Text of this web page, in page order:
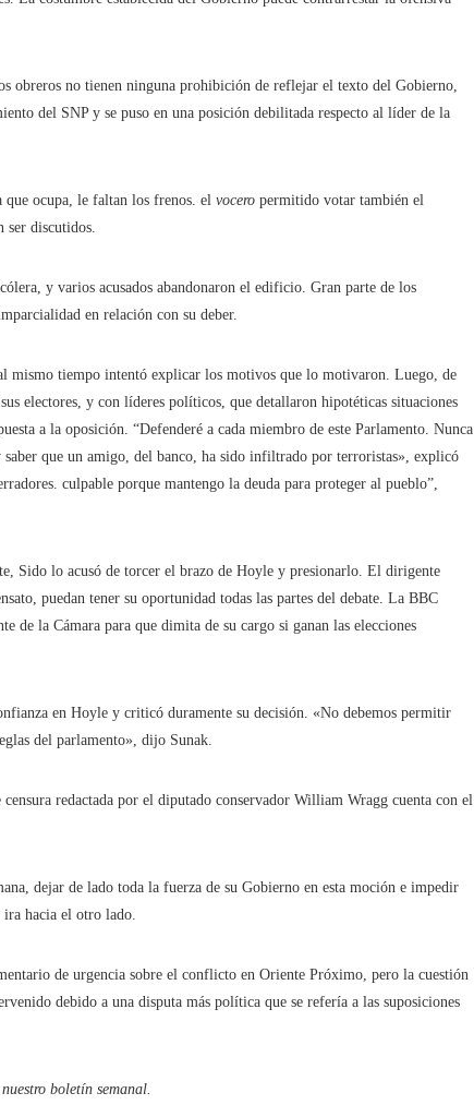
obreros no tienen ninguna prohibición de reflejar el texto del Gobierno,
del SNP y se puso en una posición debilitada respecto al líder de la
que ocupa, le faltan los frenos. el vocero permitido votar también el
ser discutidos.
y varios acusados ​​abandonaron el edificio. Gran parte de los
en relación con su deber.
mismo tiempo intentó explicar los motivos que lo motivaron. Luego, de
electores, y con líderes políticos, que detallaron hipotéticas situaciones
a la oposición. “Defenderé a cada miembro de este Parlamento. Nunca
que un amigo, del banco, ha sido infiltrado por terroristas», explicó
culpable porque mantengo la deuda para proteger al pueblo”,
Sido lo acusó de torcer el brazo de Hoyle y presionarlo. El dirigente
puedan tener su oportunidad todas las partes del debate. La BBC
de la Cámara para que dimita de su cargo si ganan las elecciones
en Hoyle y criticó duramente su decisión. «No debemos permitir
del parlamento», dijo Sunak.
redactada por el diputado conservador William Wragg cuenta con el
dejar de lado toda la fuerza de su Gobierno en esta moción e impedir
ira hacia el otro lado.
de urgencia sobre el conflicto en Oriente Próximo, pero la cuestión
debido a una disputa más política que se refería a las suposiciones
nuestro boletín semanal.